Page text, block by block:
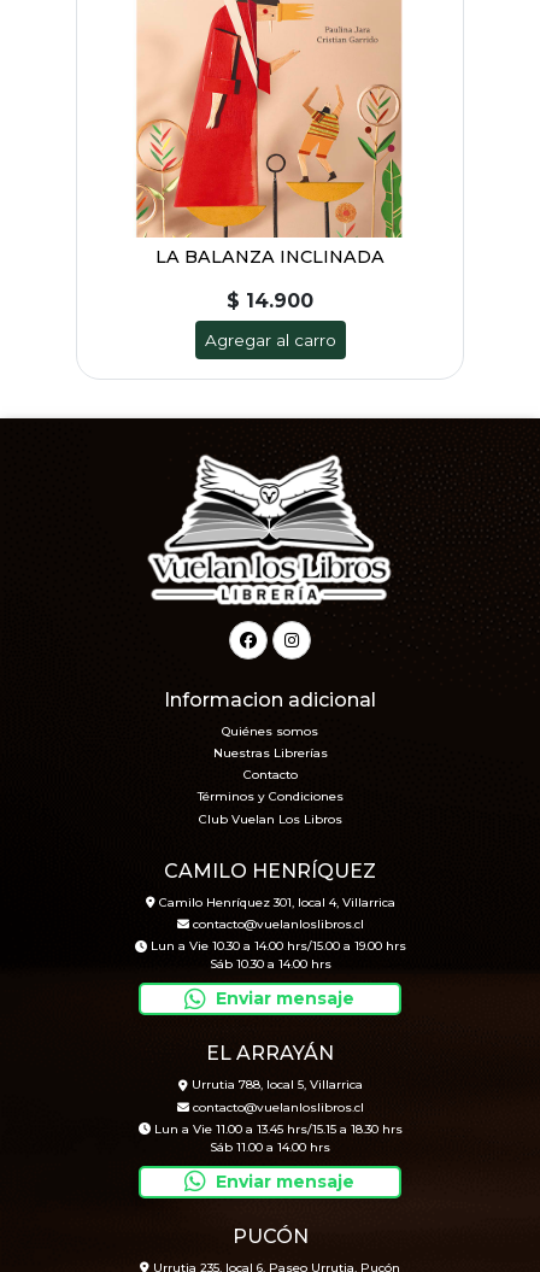
LA BALANZA INCLINADA
$ 14.900
Agregar al carro
Informacion adicional
Quiénes somos
Nuestras Librerías
Contacto
Términos y Condiciones
Club Vuelan Los Libros
CAMILO HENRÍQUEZ
Camilo Henríquez 301, local 4, Villarrica
contacto@vuelanloslibros.cl
Lun a Vie 10.30 a 14.00 hrs/15.00 a 19.00 hrs
Sáb 10.30 a 14.00 hrs
Enviar mensaje
EL ARRAYÁN
Urrutia 788, local 5, Villarrica
contacto@vuelanloslibros.cl
Lun a Vie 11.00 a 13.45 hrs/15.15 a 18.30 hrs
Sáb 11.00 a 14.00 hrs
Enviar mensaje
PUCÓN
Urrutia 235, local 6, Paseo Urrutia, Pucón